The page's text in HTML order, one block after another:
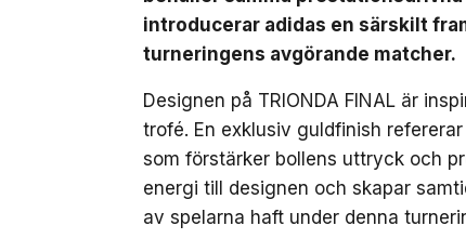
introducerar adidas en särskilt
turneringens avgörande matcher.
Designen på TRIONDA FINAL är
trofé. En exklusiv guldfinish
som förstärker bollens uttryck och
energi till designen och skapar
av spelarna haft under denna